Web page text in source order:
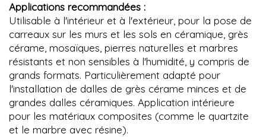
Applications recommandées :
Utilisable à l'intérieur et à l'extérieur, pour la pose de
carreaux sur les murs et les sols en céramique, grès
cérame, mosaïques, pierres naturelles et marbres
résistants et non sensibles à l'humidité, y compris de
grands formats. Particulièrement adapté pour
l'installation de dalles de grès cérame minces et de
grandes dalles céramiques. Application intérieure
pour les matériaux composites (comme le quartzite
et le marbre avec résine).